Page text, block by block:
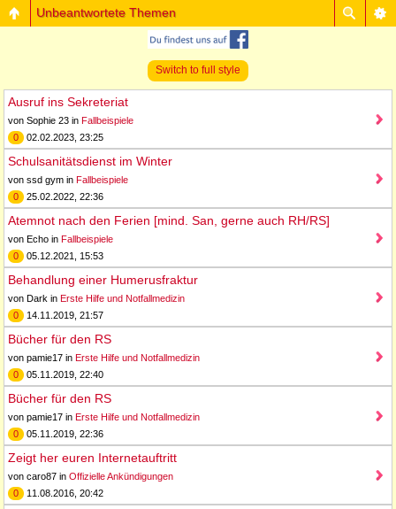
Unbeantwortete Themen
Switch to full style
Ausruf ins Sekreteriat
von Sophie 23 in Fallbeispiele
0
02.02.2023, 23:25
Schulsanitätsdienst im Winter
von ssd gym in Fallbeispiele
0
25.02.2022, 22:36
Atemnot nach den Ferien [mind. San, gerne auch RH/RS]
von Echo in Fallbeispiele
0
05.12.2021, 15:53
Behandlung einer Humerusfraktur
von Dark in Erste Hilfe und Notfallmedizin
0
14.11.2019, 21:57
Bücher für den RS
von pamie17 in Erste Hilfe und Notfallmedizin
0
05.11.2019, 22:40
Bücher für den RS
von pamie17 in Erste Hilfe und Notfallmedizin
0
05.11.2019, 22:36
Zeigt her euren Internetauftritt
von caro87 in Offizielle Ankündigungen
0
11.08.2016, 20:42